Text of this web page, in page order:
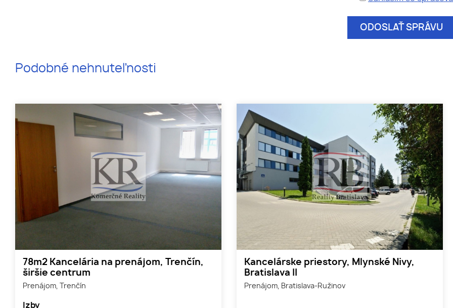
Podobné nehnuteľnosti
78m2 Kancelária na prenájom, Trenčín,
širšie centrum
Prenájom, Trenčín
Izby
Kancelárske priestory, Mlynské Nivy,
Bratislava II
Prenájom, Bratislava-Ružinov